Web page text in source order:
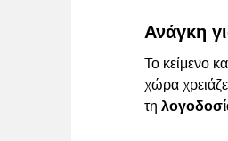
Ανάγκη
Το κείμενο
χώρα
τη